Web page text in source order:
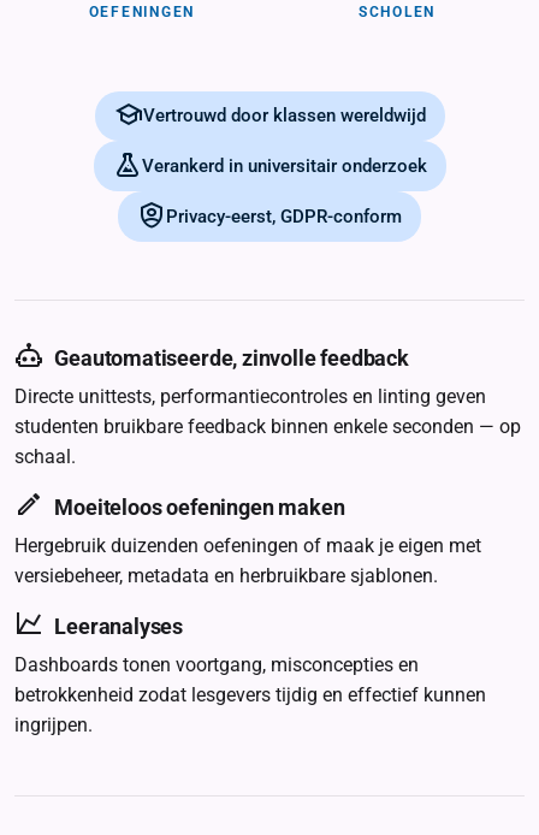
OEFENINGEN SCHOLEN
Vertrouwen & privacy
Vertrouwd door klassen wereldwijd
Verankerd in universitair onderzoek
Privacy-eerst, GDPR-conform
Product
Geautomatiseerde, zinvolle feedback
Directe unittests, performantiecontroles en linting geven
studenten bruikbare feedback binnen enkele seconden — op
schaal.
Moeiteloos oefeningen maken
Hergebruik duizenden oefeningen of maak je eigen met
versiebeheer, metadata en herbruikbare sjablonen.
Leeranalyses
Dashboards tonen voortgang, misconcepties en
betrokkenheid zodat lesgevers tijdig en effectief kunnen
ingrijpen.